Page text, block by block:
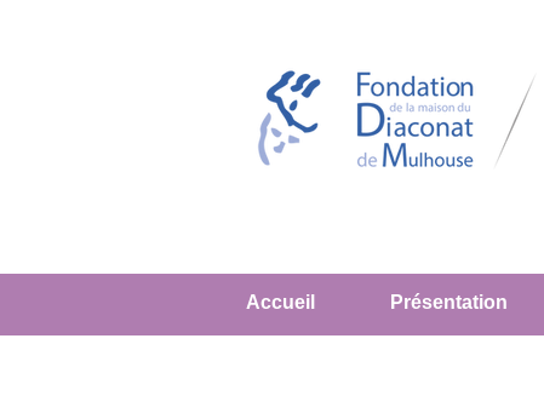
Accueil Présentation